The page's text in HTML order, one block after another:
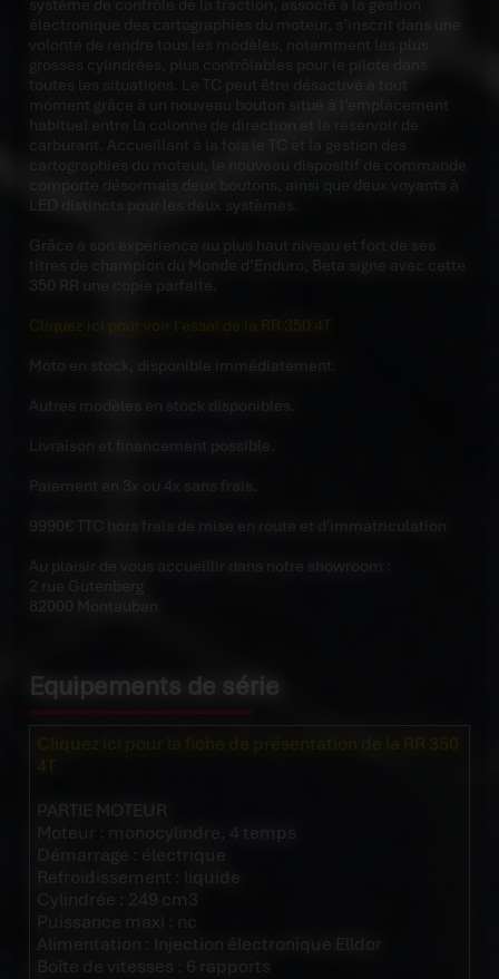
volonté de rendre tous les modèles, notamment les plus
grosses cylindrées, plus contrôlables pour le pilote dans
toutes les situations. Le TC peut être désactivé à tout
moment grâce à un nouveau bouton situé à l’emplacement
habituel entre la colonne de direction et le réservoir de
carburant. Accueillant à la fois le TC et la gestion des
cartographies du moteur, le nouveau dispositif de commande
comporte désormais deux boutons, ainsi que deux voyants à
LED distincts pour les deux systèmes.
Grâce à son expérience au plus haut niveau et fort de ses
titres de champion du Monde d’Enduro, Beta signe avec cette
350 RR une copie parfaite.
Moto en stock, disponible immédiatement.
Autres modèles en stock disponibles.
Livraison et financement possible.
Paiement en 3x ou 4x sans frais.
9990€ TTC hors frais de mise en route et d'immatriculation
Au plaisir de vous accueillir dans notre showroom :
Equipements de série
PARTIE MOTEUR
Moteur : monocylindre, 4 temps
Démarrage : électrique
Refroidissement : liquide
Cylindrée : 249 cm3
Puissance maxi : nc
Alimentation : Injection électronique Elldor
Boîte de vitesses : 6 rapports